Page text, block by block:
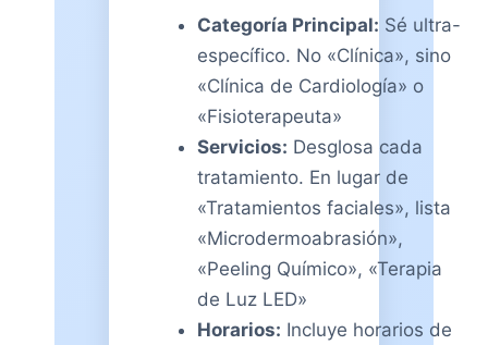
Categoría Principal: Sé ultra-
específico. No «Clínica», sino
«Clínica de Cardiología» o
«Fisioterapeuta»
Servicios: Desglosa cada
tratamiento. En lugar de
«Tratamientos faciales», lista
«Microdermoabrasión»,
«Peeling Químico», «Terapia
de Luz LED»
Horarios: Incluye horarios de